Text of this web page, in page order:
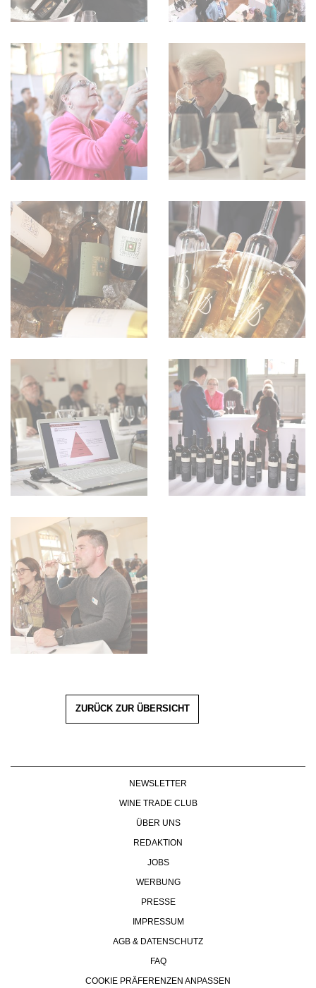
ZURÜCK ZUR ÜBERSICHT
NEWSLETTER
WINE TRADE CLUB
ÜBER UNS
REDAKTION
JOBS
WERBUNG
PRESSE
IMPRESSUM
AGB & DATENSCHUTZ
FAQ
COOKIE PRÄFERENZEN ANPASSEN